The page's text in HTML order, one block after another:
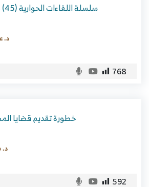
سلسلة اللقاءات الحوارية (45) مُدارسة حول الإرجاء
د.
768
خطورة تقديم قضايا
د.
592